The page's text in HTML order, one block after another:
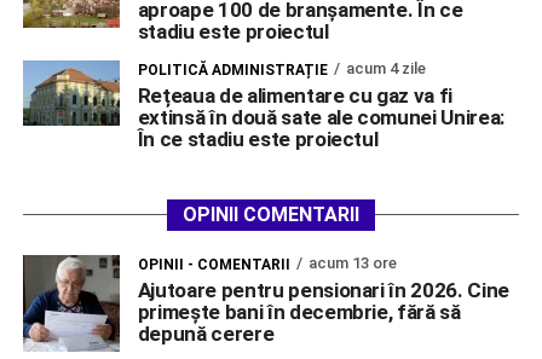
aproape 100 de branșamente. În ce
stadiu este proiectul
POLITICĂ ADMINISTRAȚIE acum 4 zile
Rețeaua de alimentare cu gaz va fi
extinsă în două sate ale comunei Unirea:
În ce stadiu este proiectul
OPINII COMENTARII
OPINII - COMENTARII acum 13 ore
Ajutoare pentru pensionari în 2026. Cine
primește bani în decembrie, fără să
depună cerere